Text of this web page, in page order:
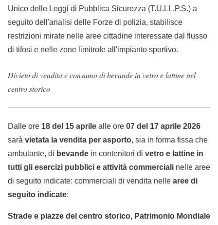
Unico delle Leggi di Pubblica Sicurezza (T.U.LL.P.S.) a
seguito dell'analisi delle Forze di polizia, stabilisce
restrizioni mirate nelle aree cittadine interessate dal flusso
di tifosi e nelle zone limitrofe all'impianto sportivo.
Divieto di vendita e consumo di bevande in vetro e lattine nel
centro storico
Dalle ore 18 del 15 aprile alle ore 07 del 17 aprile 2026
sarà vietata la vendita per asporto, sia in forma fissa che
ambulante, di bevande in contenitori di vetro e lattine in
tutti gli esercizi pubblici e attività commerciali nelle aree
di seguito indicate: commerciali di vendita nelle aree di
seguito indicate:
Strade e piazze del centro storico, Patrimonio Mondiale